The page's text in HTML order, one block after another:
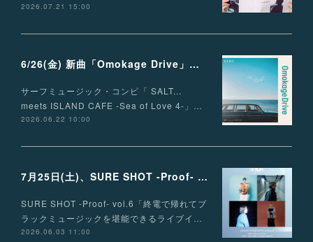
2026.07.21 15:00
6/26(金) 新曲「Omokage Drive」リリース決定
サーフミュージック・コンピ「 SALT...
meets ISLAND CAFE -Sea of Love 4-」…
2026.06.22 10:00
7月25日(土)、SURE SHOT -Proof- vol.6 出演決定！
SURE SHOT -Proof- vol.6「終電で帰れてブ
ラックミュージックを堪能できるライブイ…
2026.06.03 11:00